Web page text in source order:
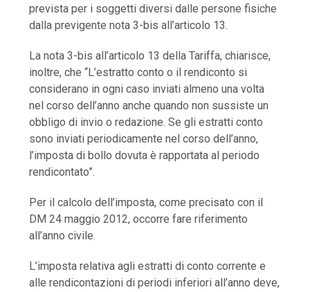
prevista per i soggetti diversi dalle persone fisiche
dalla previgente nota 3-bis all’articolo 13.
La nota 3-bis all’articolo 13 della Tariffa, chiarisce,
inoltre, che “L’estratto conto o il rendiconto si
considerano in ogni caso inviati almeno una volta
nel corso dell’anno anche quando non sussiste un
obbligo di invio o redazione. Se gli estratti conto
sono inviati periodicamente nel corso dell’anno,
l’imposta di bollo dovuta è rapportata al periodo
rendicontato”.
Per il calcolo dell’imposta, come precisato con il
DM 24 maggio 2012, occorre fare riferimento
all’anno civile.
L’imposta relativa agli estratti di conto corrente e
alle rendicontazioni di periodi inferiori all’anno deve,